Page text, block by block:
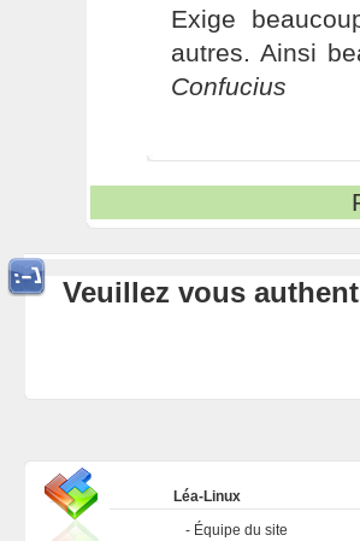
Exige
autres. Ainsi
Confucius
Veuillez vous
Léa-Linux
Équipe du site